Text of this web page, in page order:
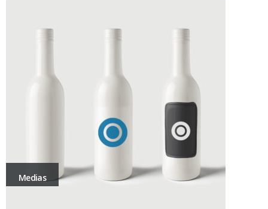
Medias